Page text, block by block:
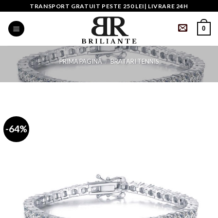
content
TRANSPORT GRATUIT PESTE 250 LEI| LIVRARE 24H
0
PRIMA PAGINĂ / BRATARI TENNIS
-64%